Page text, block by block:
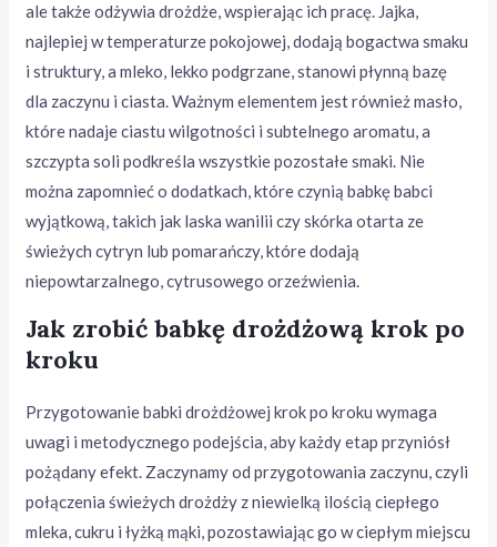
ale także odżywia drożdże, wspierając ich pracę. Jajka,
najlepiej w temperaturze pokojowej, dodają bogactwa smaku
i struktury, a mleko, lekko podgrzane, stanowi płynną bazę
dla zaczynu i ciasta. Ważnym elementem jest również masło,
które nadaje ciastu wilgotności i subtelnego aromatu, a
szczypta soli podkreśla wszystkie pozostałe smaki. Nie
można zapomnieć o dodatkach, które czynią babkę babci
wyjątkową, takich jak laska wanilii czy skórka otarta ze
świeżych cytryn lub pomarańczy, które dodają
niepowtarzalnego, cytrusowego orzeźwienia.
Jak zrobić babkę drożdżową krok po
kroku
Przygotowanie babki drożdżowej krok po kroku wymaga
uwagi i metodycznego podejścia, aby każdy etap przyniósł
pożądany efekt. Zaczynamy od przygotowania zaczynu, czyli
połączenia świeżych drożdży z niewielką ilością ciepłego
mleka, cukru i łyżką mąki, pozostawiając go w ciepłym miejscu